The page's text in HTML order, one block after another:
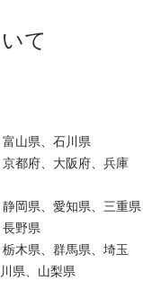
て
山県、石川県
都府、大阪府、兵庫
岡県、愛知県、三重県
野県
木県、群馬県、埼玉
県、山梨県